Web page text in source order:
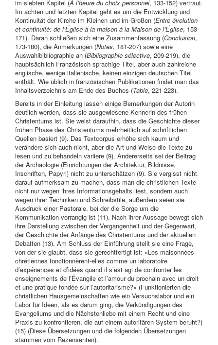
im siebten Kapitel (À l’heure du choix personnel, 133-152) vertraut.
Im achten und letzten Kapitel geht es um die Entwicklung und
Kontinuität der Kirche im Kleinen und im Großen (Entre évolution
et continuité: de l’Église à la maison à la Maison de l’Église, 153-
171). Daran schließen sich eine Zusammenfassung (Conclusion,
173-180), die Anmerkungen (Notes, 181-207) sowie eine
Auswahlbibliographie an (Bibliographie sélective, 209-219), die
hauptsächlich Französisch sprachige Titel, aber auch zahlreiche
englische, wenige italienische, keinen einzigen deutschen Titel
enthält. Wie üblich in französischen Publikationen findet man das
Inhaltsverzeichnis am Ende des Buches (Table, 221-223).
Bereits in der Einleitung lassen einige Bemerkungen der Autorin
deutlich werden, dass sie ausgewiesene Kennerin des frühen
Christentums ist. Sie weist daraufhin, dass die Geschichte dieser
frühen Phase des Christentums mehrheitlich auf schriftlichen
Quellen basiert (9). Das Textcorpus erhöhe sich kaum und
verändere sich auch nicht, aber die Art und Weise die Texte zu
lesen und zu behandeln variiere (9). Andererseits sei der Beitrag
der Archäologie (Einrichtungen der Architektur, Bildnisse,
Inschriften, Papyri) nicht zu unterschätzen (9). Sie vergisst nicht
darauf aufmerksam zu machen, dass man die christlichen Texte
nicht nur wegen ihres Informationsgehalts liest, sondern auch
wegen ihrer Techniken und Schreibstile, außerdem seien sie
Ausdruck einer Pastorale, bei der die Sorge um die
Kommunikation vorrangig ist (11). Nach ihrer Aussage bewegt sich
ihre Darstellung zwischen der Vergangenheit und der Gegenwart,
der Geschichte der Anfänge des Christentums und der aktuellen
Debatten (13). Am Schluss der Einführung stellt sie eine Frage,
von der sie glaubt, dass sie gerechtfertigt ist: «Les maisonnées
chrétiennes fonctionnèrent-elles comme un laboratoire
d’expériences et d’idées quand il s’est agi de confronter les
enseignements de l’Évangile et l’amour du prochain avec un droit
et une pratique fondée sur l’autoritarisme?» (Funktionierten die
christlichen Hausgemeinschaften wie ein Versuchslabor und ein
Labor für Ideen, als es darum ging, die Verkündigungen des
Evangeliums und die Nächstenliebe mit einem Recht und eine
Praxis zu konfrontieren, die auf einem autoritären System beruht?)
(15) (Diese Übersetzungen und die folgenden Übersetzungen
stammen vom Rezensenten).